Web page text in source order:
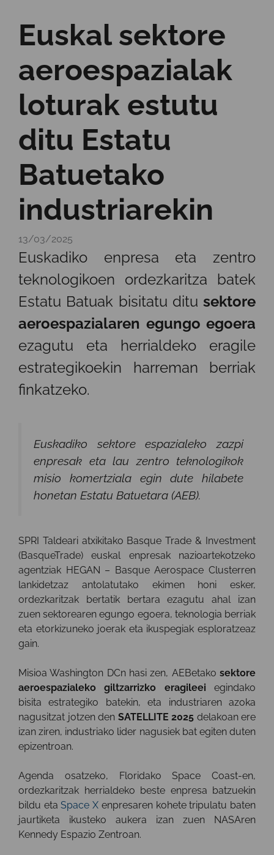
Euskal sektore
aeroespazialak
loturak estutu
ditu Estatu
Batuetako
industriarekin
13/03/2025
Euskadiko enpresa eta zentro
teknologikoen ordezkaritza batek
Estatu Batuak bisitatu ditu sektore
aeroespazialaren egungo egoera
ezagutu eta herrialdeko eragile
estrategikoekin harreman berriak
finkatzeko.
Euskadiko sektore espazialeko zazpi
enpresak eta lau zentro teknologikok
misio komertziala egin dute hilabete
honetan Estatu Batuetara (AEB).
SPRI Taldeari atxikitako Basque Trade & Investment
(BasqueTrade) euskal enpresak nazioartekotzeko
agentziak HEGAN – Basque Aerospace Clusterren
lankidetzaz antolatutako ekimen honi esker,
ordezkaritzak bertatik bertara ezagutu ahal izan
zuen sektorearen egungo egoera, teknologia berriak
eta etorkizuneko joerak eta ikuspegiak esploratzeaz
gain.
Misioa Washington DCn hasi zen, AEBetako sektore
aeroespazialeko giltzarrizko eragileei egindako
bisita estrategiko batekin, eta industriaren azoka
nagusitzat jotzen den SATELLITE 2025 delakoan ere
izan ziren, industriako lider nagusiek bat egiten duten
epizentroan.
Agenda osatzeko, Floridako Space Coast-en,
ordezkaritzak herrialdeko beste enpresa batzuekin
bildu etaSpace X enpresaren kohete tripulatu baten
jaurtiketa ikusteko aukera izan zuen NASAren
Kennedy Espazio Zentroan.